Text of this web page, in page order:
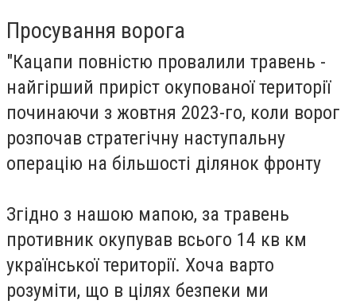
Просування ворога
"Кацапи повністю провалили травень -
найгірший приріст окупованої території
починаючи з жовтня 2023-го, коли ворог
розпочав стратегічну наступальну
операцію на більшості ділянок фронту
Згідно з нашою мапою, за травень
противник окупував всього 14 кв км
української території. Хоча варто
розуміти, що в цілях безпеки ми